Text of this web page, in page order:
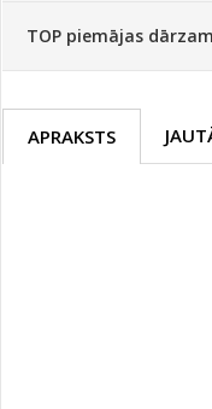
TOP piemājas
APRAKSTS